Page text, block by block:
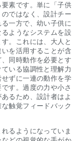
素です。単に「子供
ではなく、設計チー
一方で、幼い子供に
ようなシステムを設
。これには、大人と
を活用することが含
同時動作を必要とす
いる協調性と理解力
ずに一連の動作を学
す。過度の力や小さ
るため、設計者はよ
触覚フィードバック
るようになっていま